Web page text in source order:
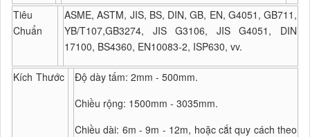
Tiêu
Chuẩn
ASME, ASTM, JIS, BS, DIN, GB, EN, G4051, GB711,
YB/T107,GB3274, JIS G3106, JIS G4051, DIN
17100, BS4360, EN10083-2, ISP630, vv.
Kích Thước
Độ dày tấm: 2mm - 500mm.
Chiều rộng: 1500mm - 3035mm.
Chiều dài: 6m - 9m - 12m, hoặc cắt quy cách theo